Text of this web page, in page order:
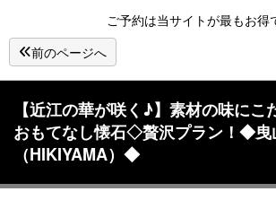
ご予約は当サイトが最もお得
前のページへ
【近江の華が咲く♪】素材の味に
おもてなし懐石◇贅沢プラン！◆曳
（HIKIYAMA）◆